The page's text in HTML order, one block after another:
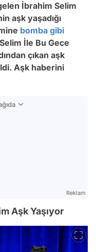
İbrahim Selim
aşk yaşadığı
bomba gibi
İle Bu Gece
çıkan aşk
Aşk haberini
Reklam
Aşk Yaşıyor